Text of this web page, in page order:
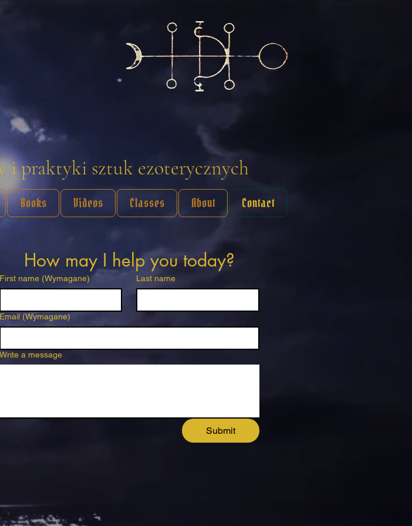
i praktyki sztuk ezoterycznych
Books Videos Classes About Contact
How may I help you today?
First name (Wymagane) Last name
Email (Wymagane)
Write a message
Submit